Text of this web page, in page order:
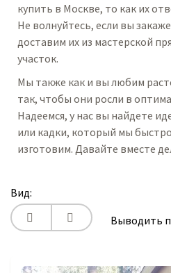
купить в Москве, то как их
Не волнуйтесь, если вы
доставим их из мастерской
участок.
Мы также как и вы любим
так, чтобы они росли в
Надеемся, у нас вы найдете
или кадки, который мы
изготовим. Давайте вместе
Вид:
Выводить